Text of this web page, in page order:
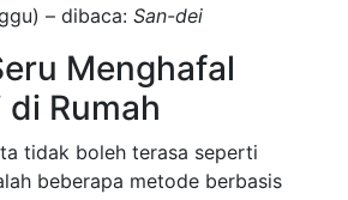
– dibaca: San-dei
Menghafal
di Rumah
tidak boleh terasa seperti
beberapa metode berbasis